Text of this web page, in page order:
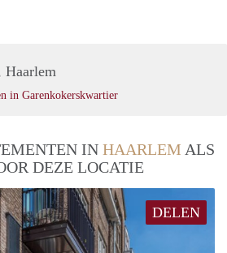
Haarlem
in Garenkokerskwartier
IN HAARLEM ALS
DEZE LOCATIE
DELEN